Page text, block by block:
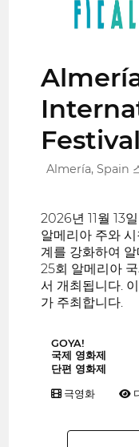
Festival
Almería, Spain
2026년 11월 13
알메리아 주와
계를 강화하여
25회 알메리아
서 개최됩니다.
가 주최합니다.
GOYA!
국제 영화제
단편 영화제
극영화